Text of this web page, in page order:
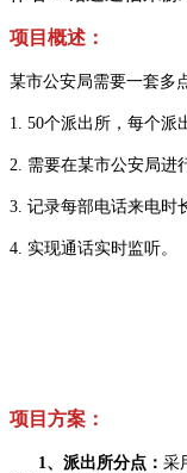
项目概述：
某市公安局需要一套多
1. 50个派出所，每个派
2. 需要在某市公安局进
3. 记录每部电话来电时
4. 实现通话实时监听。
项目方案：
1、派出所分点： 采